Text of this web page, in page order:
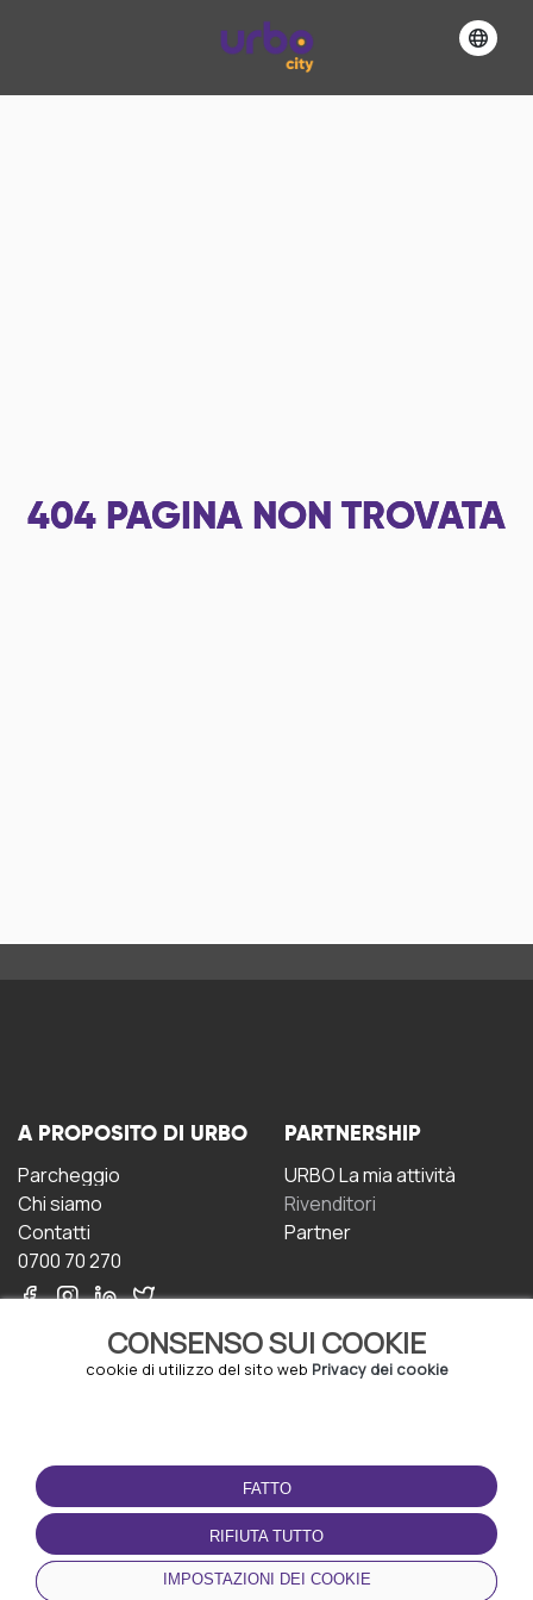
404 PAGINA NON TROVATA
CONSENSO SUI COOKIE
cookie di utilizzo del sito web Privacy dei cookie
FATTO
RIFIUTA TUTTO
IMPOSTAZIONI DEI COOKIE
A PROPOSITO DI URBO
Parcheggio
Chi siamo
Contatti
0700 70 270
PARTNERSHIP
URBO La mia attività
Rivenditori
Partner
CONDIZIONI D'USO
Termini e Condizioni
Politica sulla riservatezza
Gestione dei Cookie
SCARICA L'APP